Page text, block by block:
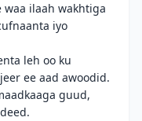
waa ilaah wakhtiga
iyo
leh oo ku
ee aad awoodid.
guud,